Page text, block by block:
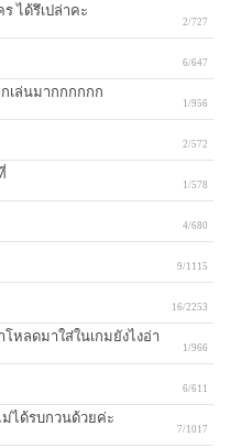
ได้รึเปล่าคะ
2/727
6/647
เล่นมากกกกกก
1/956
2/572
1/578
4/680
9/1115
16/2253
หลดมาใส่ในเกมยังไงอ่า
1/966
6/611
ม่ได้รบกวนด้วยค่ะ
7/1017